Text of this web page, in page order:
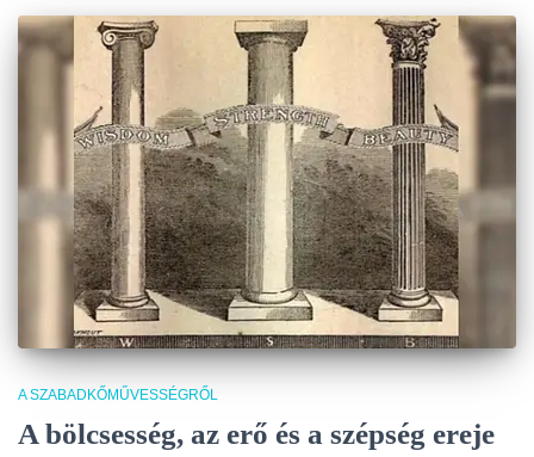
A SZABADKŐMŰVESSÉGRŐL
A bölcsesség, az erő és a szépség ereje